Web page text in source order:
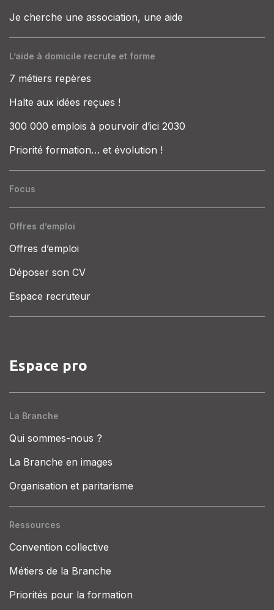
Je cherche une association, une aide
L’aide à domicile recrute et forme
7 métiers repères
Halte aux idées reçues !
300 000 emplois à pourvoir d’ici 2030
Priorité formation… et évolution !
Focus
Offres d’emploi
Offres d’emploi
Déposer son CV
Espace recruteur
Espace pro
La Branche
Qui sommes-nous ?
La Branche en images
Organisation et paritarisme
Ressources
Convention collective
Métiers de la Branche
Priorités pour la formation